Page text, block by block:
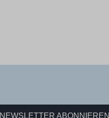
NEWSLETTER ABONNIEREN